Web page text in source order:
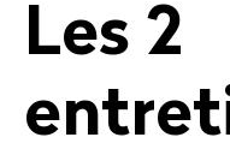
Les 2